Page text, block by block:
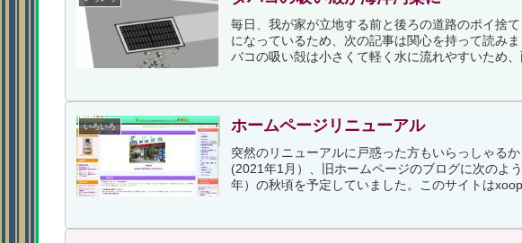
毎日、我が家が立地する前と後ろの道路のポイ捨
になっているため、次の記事は関心を持って読み
バコの吸い殻は小さくて軽く水に流れやすいため
いろいろ ホームページリニューアル
突然のリニューアルに戸惑った方もいらっしゃる
(2021年1月）、旧ホームページのブログに次のよ
年）の秋頃を予定していました。このサイトは